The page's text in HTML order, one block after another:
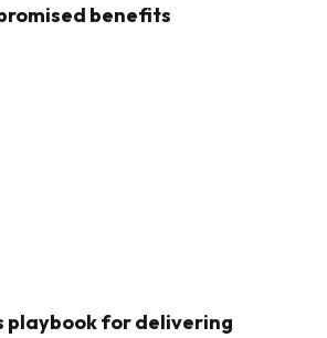
benefits
playbook for delivering